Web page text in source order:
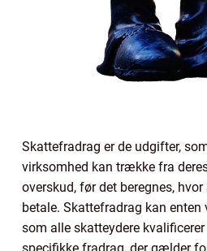
Skattefradrag er de udgifter,
virksomhed kan trække fra
overskud, før det beregnes, hvor
betale. Skattefradrag kan
som alle skatteydere